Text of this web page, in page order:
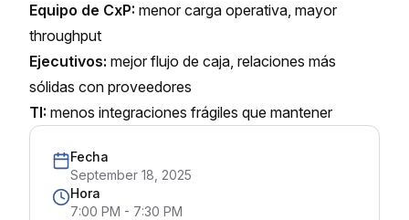
Equipo de CxP: menor carga operativa, mayor
throughput
Ejecutivos: mejor flujo de caja, relaciones más
sólidas con proveedores
TI: menos integraciones frágiles que mantener
Fecha
September 18, 2025
Hora
7:00 PM - 7:30 PM